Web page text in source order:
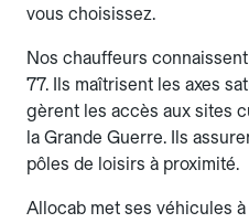
vous choisissez.
Nos chauffeurs
77. Ils maîtrisent les axes
gèrent les accès aux sites
la Grande Guerre. Ils
pôles de loisirs à proximité.
Allocab met ses véhicules